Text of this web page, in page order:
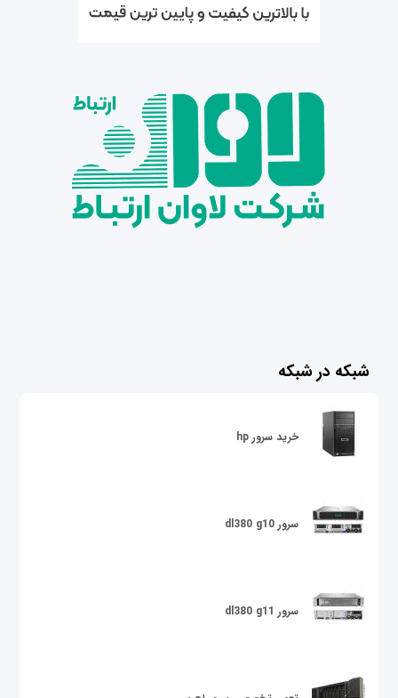
شبکه در شبکه
خرید سرور hp
سرور dl380 g10
سرور dl380 g11